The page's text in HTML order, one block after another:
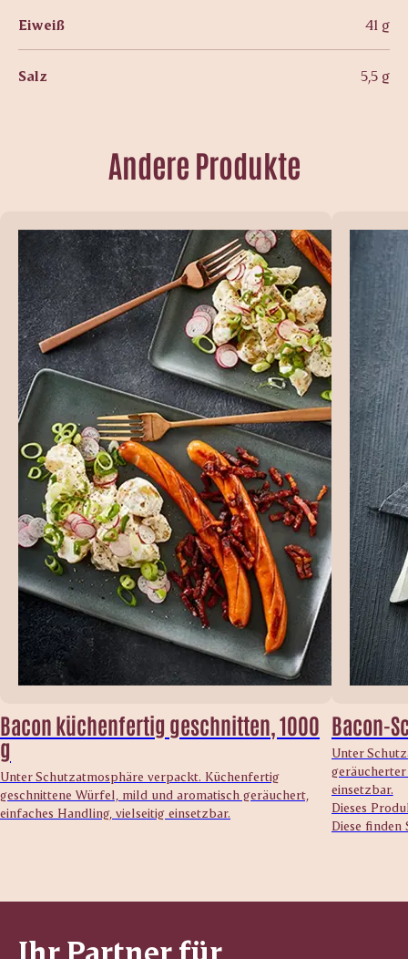
Eiweiß 41 g
Salz 5,5 g
Andere Produkte
Bacon küchenfertig geschnitten, 1000
g
Unter Schutzatmosphäre verpackt. Küchenfertig
geschnittene Würfel, mild und aromatisch geräuchert,
einfaches Handling, vielseitig einsetzbar.
Bacon-
Unter
einsetzbar.
Dieses
Diese finden
Ihr Partner für